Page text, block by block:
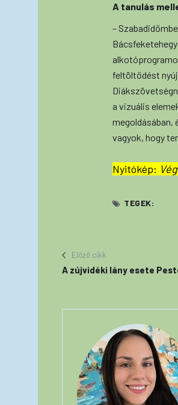
A tanulás
–
feltöltődést
a vizuális
megoldásában,
vagyok, hogy
Nyitókép:
TEGEK:
Előző cikk
A zújvidéki lány esete